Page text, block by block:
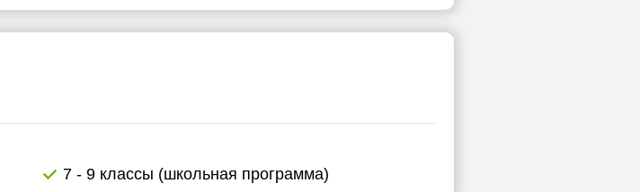
7 - 9 классы (школьная программа)
свободных
свободных
свободных
свободных